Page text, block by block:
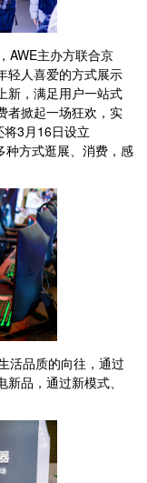
主办方联合京
轻人喜爱的方式展示
新，满足用户一站式
者掀起一场狂欢，实
3月16日设立
种方式逛展、消费，感
品质的向往，通过
品，通过新模式、